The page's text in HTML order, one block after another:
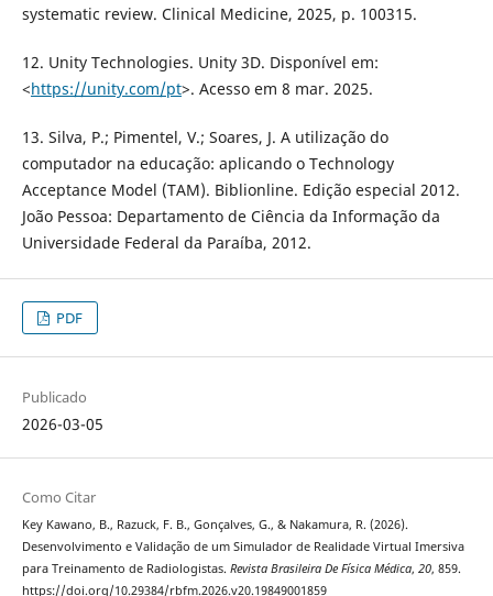
systematic review. Clinical Medicine, 2025, p. 100315.
12. Unity Technologies. Unity 3D. Disponível em:
<https://unity.com/pt>. Acesso em 8 mar. 2025.
13. Silva, P.; Pimentel, V.; Soares, J. A utilização do
computador na educação: aplicando o Technology
Acceptance Model (TAM). Biblionline. Edição especial 2012.
João Pessoa: Departamento de Ciência da Informação da
Universidade Federal da Paraíba, 2012.
PDF
Publicado
2026-03-05
Como Citar
Key Kawano, B., Razuck, F. B., Gonçalves, G., & Nakamura, R. (2026).
Desenvolvimento e Validação de um Simulador de Realidade Virtual Imersiva
para Treinamento de Radiologistas. Revista Brasileira De Física Médica, 20, 859.
https://doi.org/10.29384/rbfm.2026.v20.19849001859